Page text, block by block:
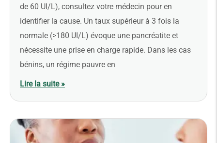
de 60 UI/L), consultez votre médecin pour en
identifier la cause. Un taux supérieur à 3 fois la
normale (>180 UI/L) évoque une pancréatite et
nécessite une prise en charge rapide. Dans les cas
bénins, un régime pauvre en
Lire la suite »